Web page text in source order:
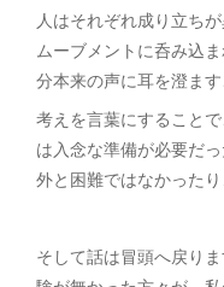
人はそれぞれ成り立ち
ムーブメントに呑み込
分本来の声に耳を澄ます
考えを言葉にすること
は入念な準備が必要だ
外と困難ではなかった
そして話は冒頭へ戻り